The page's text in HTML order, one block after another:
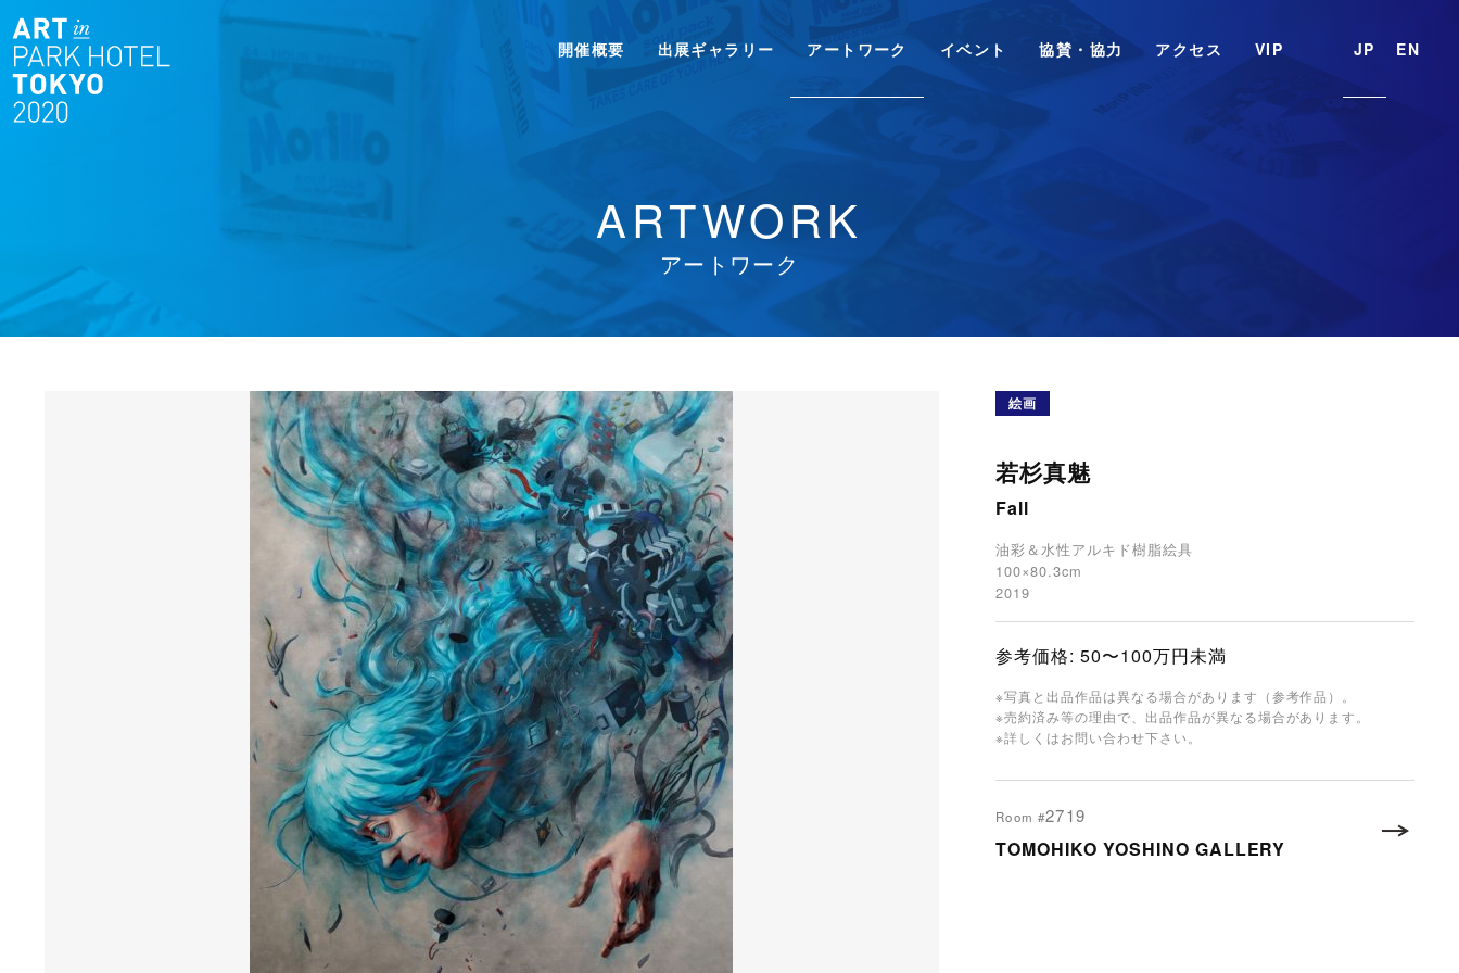
開催概要 出展ギャラリー アートワーク イベント 協賛・協力 アクセス VIP JP EN
ARTWORK
アートワーク
絵画
若杉真魅
Fall
油彩＆水性アルキド樹脂絵具
100×80.3cm
2019
参考価格: 50〜100万円未満
※写真と出品作品は異なる場合があります（参考作品）。
※売約済み等の理由で、出品作品が異なる場合があります。
※詳しくはお問い合わせ下さい。
Room #2719
TOMOHIKO YOSHINO GALLERY